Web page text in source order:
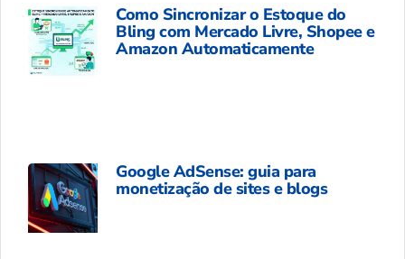
Como Sincronizar o Estoque do
Bling com Mercado Livre, Shopee e
Amazon Automaticamente
Google AdSense: guia para
monetização de sites e blogs